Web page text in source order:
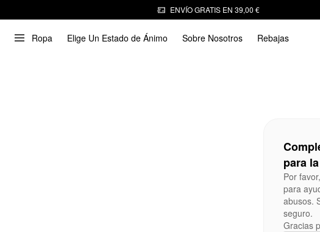
ENVÍO GRATIS EN 39,00 €
Ropa Elige Un Estado de Ánimo Sobre Nosotros Rebajas
para
Por
para
abusos.
seguro.
Gracias